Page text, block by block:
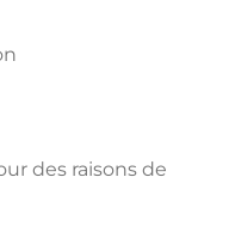
des raisons de